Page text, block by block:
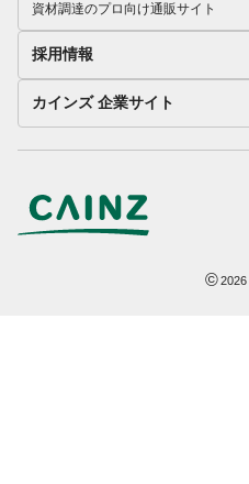
資材調達のプロ向け通販サイト
採用情報
カインズ 企業サイト
©2026